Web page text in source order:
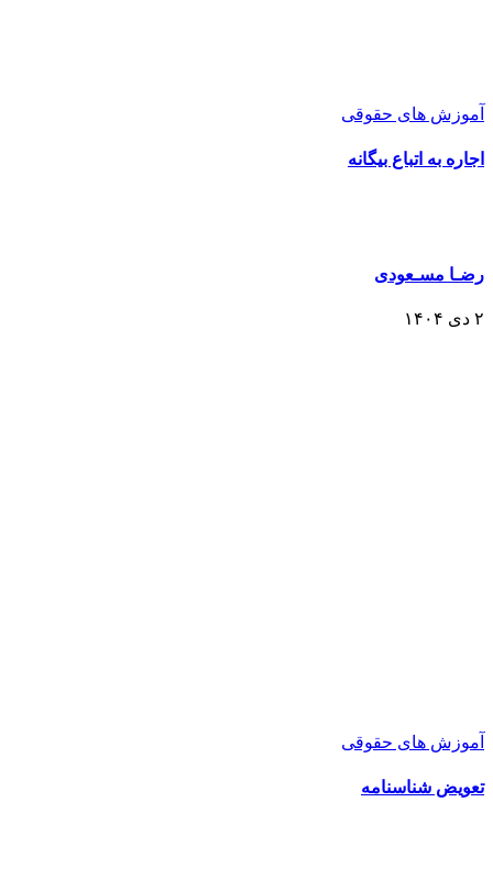
آموزش های حقوقی
اجاره به اتباع بیگانه
رضـا مسـعودی
۲ دی ۱۴۰۴
آموزش های حقوقی
تعویض شناسنامه